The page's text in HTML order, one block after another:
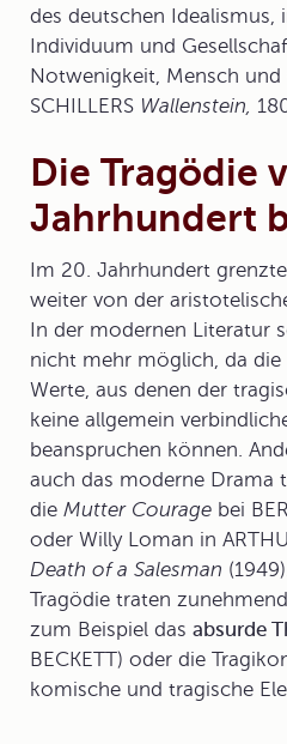
des deutschen Idealismus,
Individuum und
Notwenigkeit, Mensch
SCHILLERS Wallenstein,
Die Tragödie
Jahrhundert
Im 20. Jahrhundert
weiter von der
In der modernen Literatur
nicht mehr möglich, da
Werte, aus denen der
keine allgemein
beanspruchen können.
auch das moderne Drama
die Mutter Courage bei
oder Willy Loman in
Death of a Salesman
Tragödie traten
zum Beispiel das absurde
BECKETT) oder die
komische und tragische